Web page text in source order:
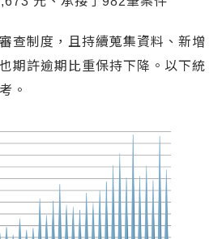
查制度，且持續蒐集資料、新增
期許逾期比重保持下降。以下統
。